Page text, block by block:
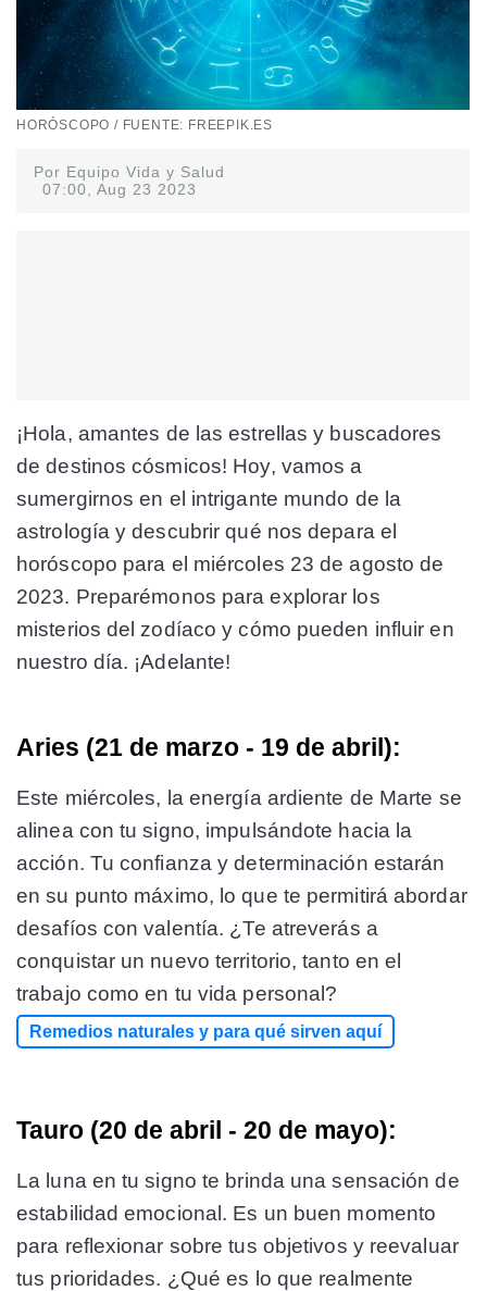
HORÓSCOPO / FUENTE: FREEPIK.ES
Por Equipo Vida y Salud
07:00, Aug 23 2023
¡Hola, amantes de las estrellas y buscadores
de destinos cósmicos! Hoy, vamos a
sumergirnos en el intrigante mundo de la
astrología y descubrir qué nos depara el
horóscopo para el miércoles 23 de agosto de
2023. Preparémonos para explorar los
misterios del zodíaco y cómo pueden influir en
nuestro día. ¡Adelante!
Aries (21 de marzo - 19 de abril):
Este miércoles, la energía ardiente de Marte se
alinea con tu signo, impulsándote hacia la
acción. Tu confianza y determinación estarán
en su punto máximo, lo que te permitirá abordar
desafíos con valentía. ¿Te atreverás a
conquistar un nuevo territorio, tanto en el
trabajo como en tu vida personal?
Remedios naturales y para qué sirven aquí
Tauro (20 de abril - 20 de mayo):
La luna en tu signo te brinda una sensación de
estabilidad emocional. Es un buen momento
para reflexionar sobre tus objetivos y reevaluar
tus prioridades. ¿Qué es lo que realmente